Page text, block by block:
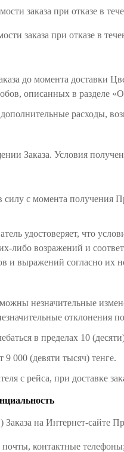
заказа при отказе в
заказа при отказе в
до момента доставки
описанных в разделе
расходы,
Заказа. Условия
с момента получения
удостоверяет, что
либо возражений и
и выражений согласно их
незначительные
отклонения
в пределах 10
000 (девяти тысяч) тенге.
с рейса, при доставке
на Интернет-сайте
контактные телефоны;